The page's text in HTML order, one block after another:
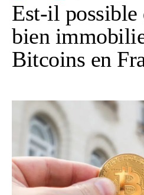
Est-il possible
bien
Bitcoins en